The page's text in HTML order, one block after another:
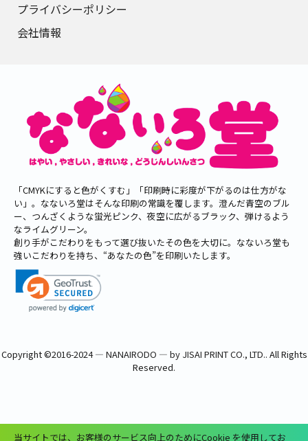
プライバシーポリシー
会社情報
「CMYKにすると色がくすむ」「印刷時に彩度が下がるのは仕方がな
い」。なないろ堂はそんな印刷の常識を覆します。澄んだ青空のブル
ー、つんざくような蛍光ピンク、夜空に広がるブラック、弾けるよう
なライムグリーン。
創り手がこだわりをもって選び抜いたその色を大切に。なないろ堂も
強いこだわりを持ち、“あなたの色”を印刷いたします。
当サイトでは、お客様のサービス向上のためにCookie を使用してお
Copyright ©2016-2024 ― NANAIRODO ― by JISAI PRINT CO., LTD.. All Rights
Reserved.